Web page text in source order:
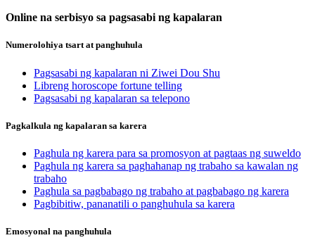
Online na serbisyo sa pagsasabi ng kapalaran
Numerolohiya tsart at panghuhula
Pagsasabi ng kapalaran ni Ziwei Dou Shu
Libreng horoscope fortune telling
Pagsasabi ng kapalaran sa telepono
Pagkalkula ng kapalaran sa karera
Paghula ng karera para sa promosyon at pagtaas ng suweldo
Paghula ng karera sa paghahanap ng trabaho sa kawalan ng
trabaho
Paghula sa pagbabago ng trabaho at pagbabago ng karera
Pagbibitiw, pananatili o panghuhula sa karera
Emosyonal na panghuhula